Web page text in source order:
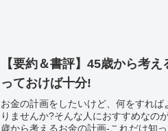
【要約＆書評】45歳から考
っておけば十分!
お金の計画をしたいけど、何をすれ
りませんか?そんな人におすすめなの
歳から考えるお金の計画-これだけ知